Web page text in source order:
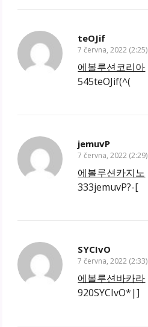
teOJif
7 června, 2022 (2:25)
에볼루션코리아
545teOJif(^(
jemuvP
7 června, 2022 (2:29)
에볼루션카지노
333jemuvP?-[
SYCIvO
7 června, 2022 (2:33)
에볼루션바카라
920SYCIvO*|]